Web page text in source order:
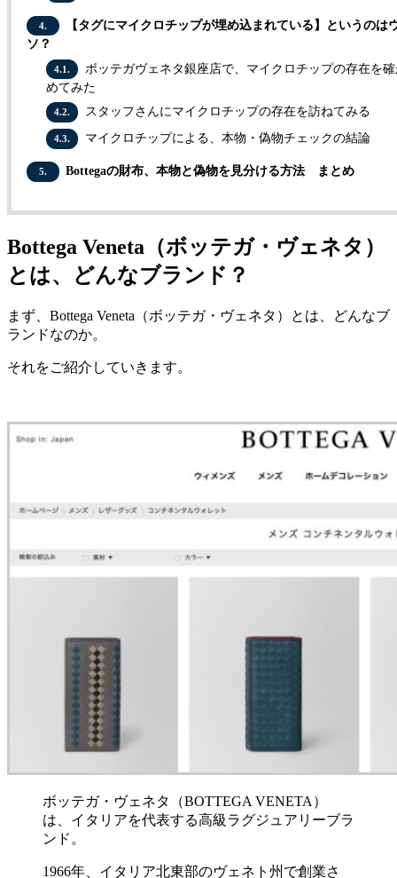
4.
【タグにマイクロチップが埋め込まれている】というのは
ソ？
4.1.
ボッテガヴェネタ銀座店で、マイクロチップの存在を
めてみた
4.2. スタッフさんにマイクロチップの存在を訪ねてみる
4.3. マイクロチップによる、本物・偽物チェックの結論
5. Bottegaの財布、本物と偽物を見分ける方法 まとめ
Bottega Veneta（ボッテガ・ヴェネタ）
とは、どんなブランド？
まず、Bottega Veneta（ボッテガ・ヴェネタ）とは、どんなブ
ランドなのか。
それをご紹介していきます。
ボッテガ・ヴェネタ（BOTTEGA VENETA）
は、イタリアを代表する高級ラグジュアリーブラ
ンド。
1966年、イタリア北東部のヴェネト州で創業さ